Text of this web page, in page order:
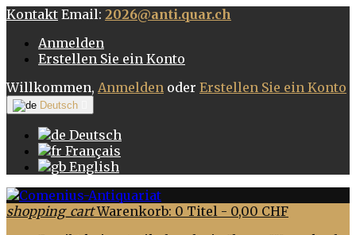
Kontakt Email: 2026@anti.quar.ch
Anmelden
Erstellen Sie ein Konto
Willkommen, Anmelden oder Erstellen Sie ein Konto
Deutsch
Deutsch
Français
English
shopping_cart Warenkorb: 0 Titel - 0,00 CHF